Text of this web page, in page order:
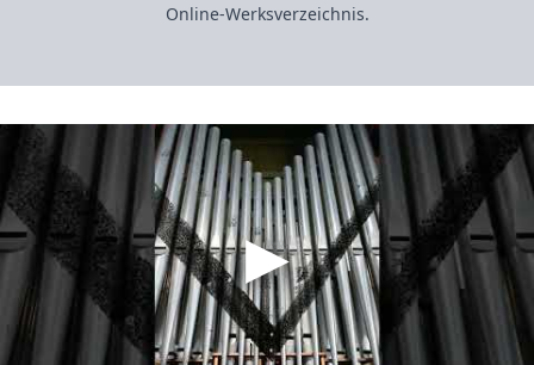
Online-Werksverzeichnis.